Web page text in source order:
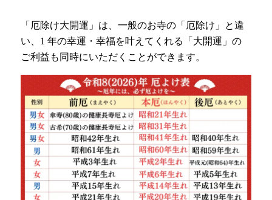
「厄除け大開運」は、一般のお寺の「厄除け」と違
い、1 年の幸運・幸福を叶えてくれる「大開運」の
ご利益も同時にいただくことができます。